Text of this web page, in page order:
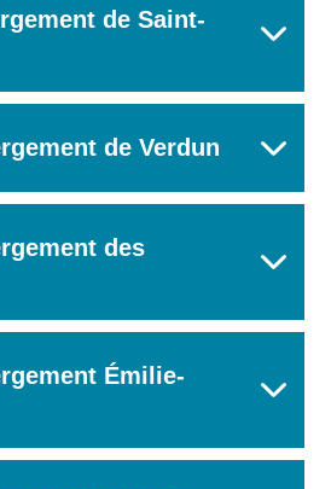
de Saint-
de Verdun
des
Émilie-